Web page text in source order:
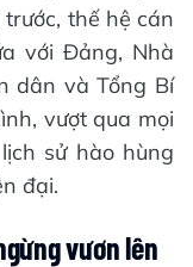
thế hệ cán
với Đảng, Nhà
dân và Tổng Bí
vượt qua mọi
sử hào hùng
đại.
vươn lên